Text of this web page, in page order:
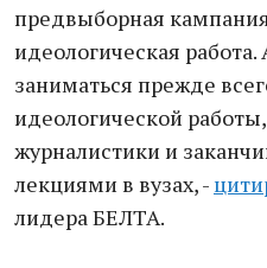
предвыборная
идеологическая
заниматься прежде
идеологической
журналистики и
лекциями в вузах, -
лидера БЕЛТА.